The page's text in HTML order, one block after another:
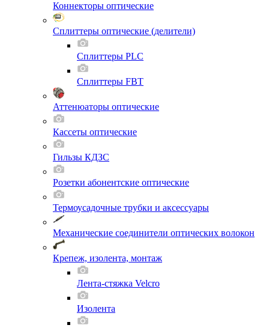
Коннекторы оптические
Сплиттеры оптические (делители)
Сплиттеры PLC
Сплиттеры FBT
Аттенюаторы оптические
Кассеты оптические
Гильзы КДЗС
Розетки абонентские оптические
Термоусадочные трубки и аксессуары
Механические соединители оптических волокон
Крепеж, изолента, монтаж
Лента-стяжка Velcro
Изолента